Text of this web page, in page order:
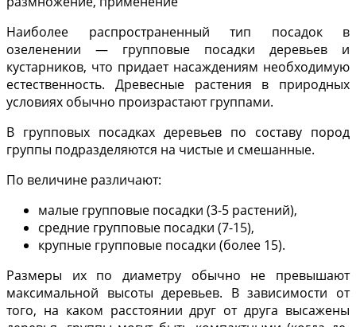
Наиболее распространенный тип посадок в
озеленении — групповые посадки деревьев и
кустарни­ков, что придает насаждениям необ­ходимую
естественность. Древес­ные растения в природных
условиях обычно произрастают группами.
В групповых посадках деревьев по составу пород
группы подразделяются на чистые и смешанные.
По величине различают:
малые групповые посадки (3-5 растений),
сред­ние групповые посадки (7-15),
крупные групповые посадки (более 15).
Раз­меры их по диаметру обычно не пре­вышают
максимальной высоты де­ревьев. В зависимости от
того, на каком расстоянии друг от друга вы­сажены